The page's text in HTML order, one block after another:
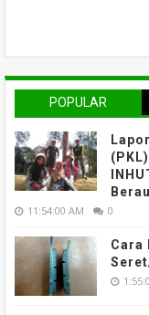
POPULAR
11:54:00 AM 0
Cara